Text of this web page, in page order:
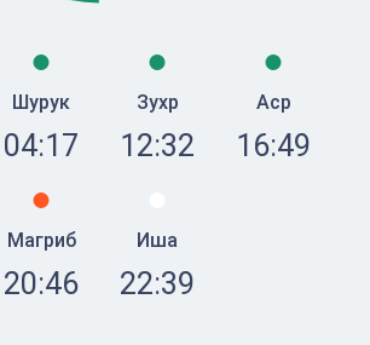
Шурук
04:17
Зухр
12:32
Аср
16:49
Магриб
20:46
Иша
22:39